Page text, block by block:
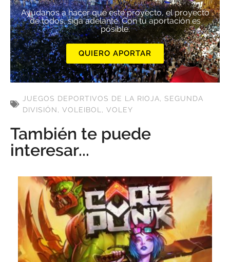
Ayúdanos a hacer que este proyecto, el proyecto
de todos, siga adelante. Con tu aportación es
posible.
QUIERO APORTAR
JUEGOS DEPORTIVOS DE LA RIOJA, SEGUNDA
DIVISIÓN, VOLEIBOL, VOLEY
También te puede
interesar...